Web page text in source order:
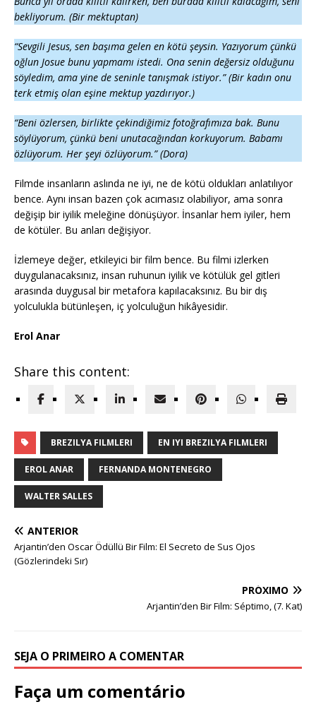
bekliyorum. (Bir mektuptan)
“Sevgili Jesus, sen başıma gelen en kötü şeysin. Yazıyorum çünkü
oğlun Josue bunu yapmamı istedi. Ona senin değersiz olduğunu
söyledim, ama yine de seninle tanışmak istiyor.” (Bir kadın onu
terk etmiş olan eşine mektup yazdırıyor.)
“Beni özlersen, birlikte çekindiğimiz fotoğrafımıza bak. Bunu
söylüyorum, çünkü beni unutacağından korkuyorum. Babamı
özlüyorum. Her şeyi özlüyorum.” (Dora)
Filmde insanların aslında ne iyi, ne de kötü oldukları anlatılıyor
bence. Aynı insan bazen çok acımasız olabiliyor, ama sonra
değişip bir iyilik meleğine dönüşüyor. İnsanlar hem iyiler, hem
de kötüler. Bu anları değişiyor.
İzlemeye değer, etkileyici bir film bence. Bu filmi izlerken
duygulanacaksınız, insan ruhunun iyilik ve kötülük gel gitleri
arasında duygusal bir metafora kapılacaksınız. Bu bir dış
yolculukla bütünleşen, iç yolculuğun hikâyesidir.
Erol Anar
Share this content:
BREZILYA FILMLERI EN IYI BREZILYA FILMLERI
EROL ANAR FERNANDA MONTENEGRO
WALTER SALLES
ANTERIOR
Arjantin’den Oscar Ödüllü Bir Film: El Secreto de Sus Ojos
(Gözlerindeki Sır)
PRÓXIMO
Arjantin’den Bir Film: Séptimo, (7. Kat)
SEJA O PRIMEIRO A COMENTAR
Faça um comentário